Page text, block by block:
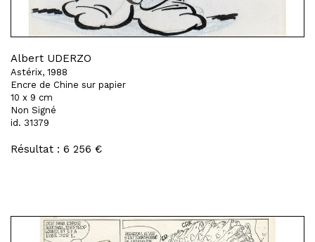
Albert UDERZO
Astérix, 1988
Encre de Chine sur papier
10 x 9 cm
Non Signé
id. 31379
Résultat : 6 256 €